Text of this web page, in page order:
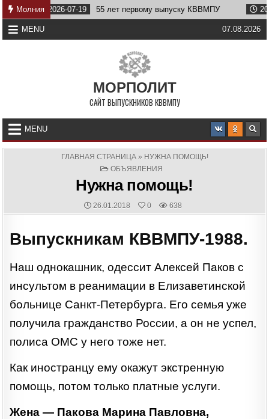
Skip
to
content
Молния
2026-07-19 55 лет первому выпуску КВВМПУ 2026-07-
MENU 07.08.2026
МОРПОЛИТ
САЙТ ВЫПУСКНИКОВ КВВМПУ
MENU
ГЛАВНАЯ СТРАНИЦА» НУЖНА ПОМОЩЬ!
POSTED
ОБЪЯВЛЕНИЯ
Нужна помощь!
PUBLISHED
DATE:
26.01.2018 0 638
Выпускникам КВВМПУ-1988.
Наш однокашник, одессит Алексей Паков с
инсультом в реанимации в Елизаветинской
больнице Санкт-Петербурга. Его семья уже
получила гражданство России, а он не успел,
полиса ОМС у него тоже нет.
Как иностранцу ему окажут экстренную
помощь, потом только платные услуги.
Жена — Пакова Марина Павловна,